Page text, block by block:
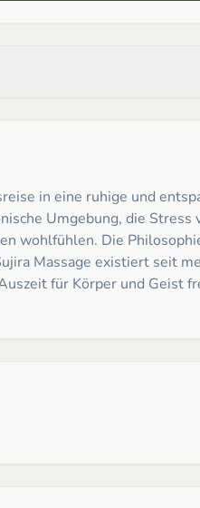
in eine ruhige und
Umgebung, die
wohlfühlen. Die
Massage existiert seit
für Körper und Geist